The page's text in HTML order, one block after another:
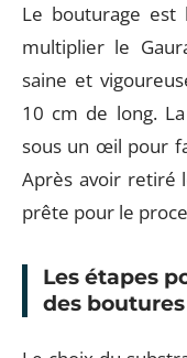
Le bouturage
multiplier le
saine et
10 cm de long.
sous un œil pour
Après avoir retiré
prête pour le
Les étapes
des boutures